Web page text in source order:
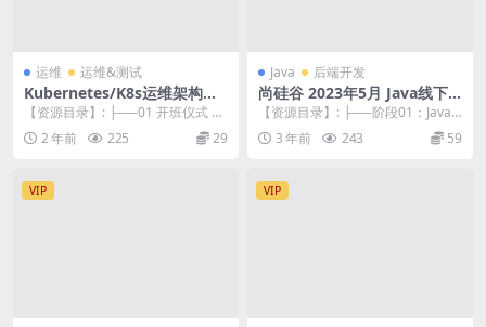
运维 运维&测试
Kubernetes/K8s运维架构师
实战集训营【中高级】第5期
【资源目录】: ├──01 开班仪式 |
└──1开班仪式：行情分析、内容
综述及...
2 年前 225 29
Java 后端开发
尚硅谷 2023年5月 Java线下
班实体班全套
【资源目录】: ├──阶段01：Java
语言基础（JDK17） | ├──01 ...
3 年前 243 59
VIP VIP